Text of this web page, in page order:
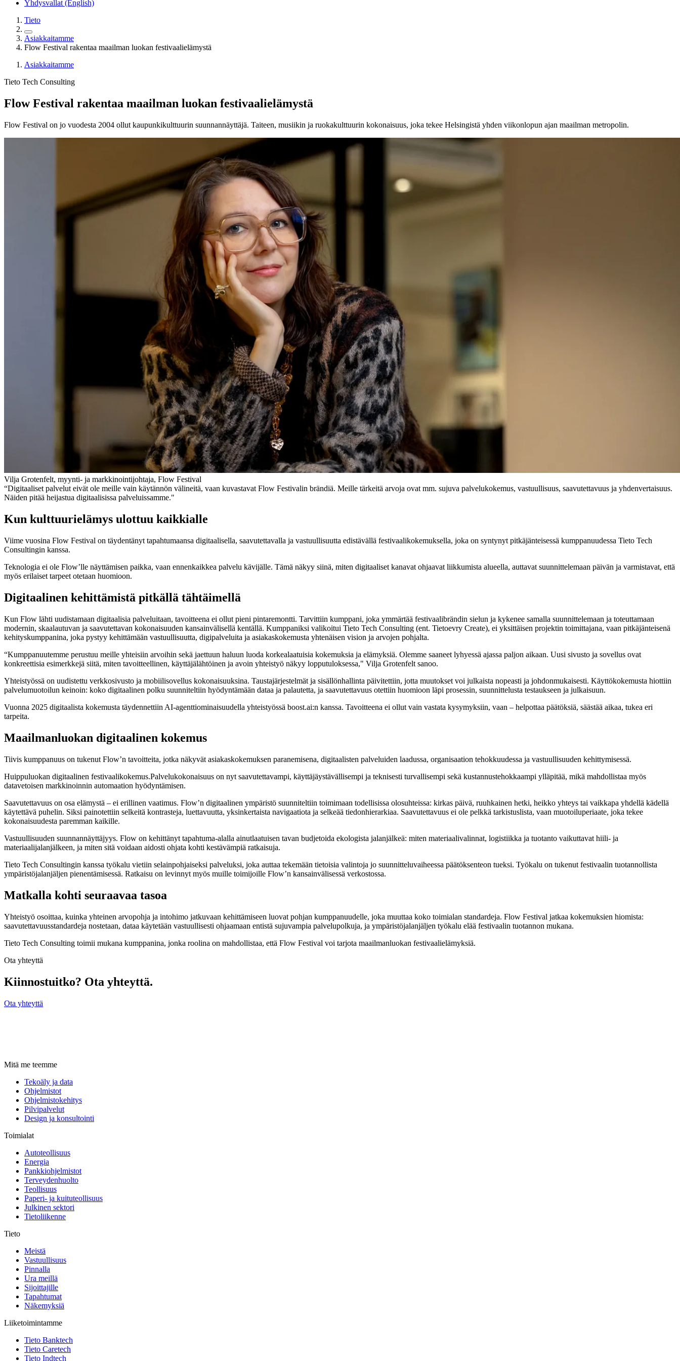
Yhdysvallat (English)
Tieto
Asiakkaitamme
Flow Festival rakentaa maailman luokan festivaalielämystä
Asiakkaitamme
Tieto Tech Consulting
Flow Festival rakentaa maailman luokan festivaalielämystä
Flow Festival on jo vuodesta 2004 ollut kaupunkikulttuurin suunnannäyttäjä. Taiteen, musiikin ja ruokakulttuurin kokonaisuus, joka tekee Helsingistä yhden viikonlopun ajan maailman metropolin.
Vilja Grotenfelt, myynti- ja markkinointijohtaja, Flow Festival
“Digitaaliset palvelut eivät ole meille vain käytännön välineitä, vaan kuvastavat Flow Festivalin brändiä. Meille tärkeitä arvoja ovat mm. sujuva palvelukokemus, vastuullisuus, saavutettavuus ja yhdenvertaisuus.
Näiden pitää heijastua digitaalisissa palveluissamme."
Kun kulttuurielämys ulottuu kaikkialle
Viime vuosina Flow Festival on täydentänyt tapahtumaansa digitaalisella, saavutettavalla ja vastuullisuutta edistävällä festivaalikokemuksella, joka on syntynyt pitkäjänteisessä kumppanuudessa Tieto Tech
Consultingin kanssa.
Teknologia ei ole Flow’lle näyttämisen paikka, vaan ennenkaikkea palvelu kävijälle. Tämä näkyy siinä, miten digitaaliset kanavat ohjaavat liikkumista alueella, auttavat suunnittelemaan päivän ja varmistavat, että
myös erilaiset tarpeet otetaan huomioon.
Digitaalinen kehittämistä pitkällä tähtäimellä
Kun Flow lähti uudistamaan digitaalisia palveluitaan, tavoitteena ei ollut pieni pintaremontti. Tarvittiin kumppani, joka ymmärtää festivaalibrändin sielun ja kykenee samalla suunnittelemaan ja toteuttamaan
modernin, skaalautuvan ja saavutettavan kokonaisuuden kansainvälisellä kentällä. Kumppaniksi valikoitui Tieto Tech Consulting (ent. Tietoevry Create), ei yksittäisen projektin toimittajana, vaan pitkäjänteisenä
kehityskumppanina, joka pystyy kehittämään vastuullisuutta, digipalveluita ja asiakaskokemusta yhtenäisen vision ja arvojen pohjalta.
“Kumppanuutemme perustuu meille yhteisiin arvoihin sekä jaettuun haluun luoda korkealaatuisia kokemuksia ja elämyksiä. Olemme saaneet lyhyessä ajassa paljon aikaan. Uusi sivusto ja sovellus ovat
konkreettisia esimerkkejä siitä, miten tavoitteellinen, käyttäjälähtöinen ja avoin yhteistyö näkyy lopputuloksessa," Vilja Grotenfelt sanoo.
Yhteistyössä on uudistettu verkkosivusto ja mobiilisovellus kokonaisuuksina. Taustajärjestelmät ja sisällönhallinta päivitettiin, jotta muutokset voi julkaista nopeasti ja johdonmukaisesti. Käyttökokemusta hiottiin
palvelumuotoilun keinoin: koko digitaalinen polku suunniteltiin hyödyntämään dataa ja palautetta, ja saavutettavuus otettiin huomioon läpi prosessin, suunnittelusta testaukseen ja julkaisuun.
Vuonna 2025 digitaalista kokemusta täydennettiin AI‑agenttiominaisuudella yhteistyössä boost.ai:n kanssa. Tavoitteena ei ollut vain vastata kysymyksiin, vaan – helpottaa päätöksiä, säästää aikaa, tukea eri
tarpeita.
Maailmanluokan digitaalinen kokemus
Tiivis kumppanuus on tukenut Flow’n tavoitteita, jotka näkyvät asiakaskokemuksen paranemisena, digitaalisten palveluiden laadussa, organisaation tehokkuudessa ja vastuullisuuden kehittymisessä.
Huippuluokan digitaalinen festivaalikokemus.Palvelukokonaisuus on nyt saavutettavampi, käyttäjäystävällisempi ja teknisesti turvallisempi sekä kustannustehokkaampi ylläpitää, mikä mahdollistaa myös
datavetoisen markkinoinnin automaation hyödyntämisen.
Saavutettavuus on osa elämystä – ei erillinen vaatimus. Flow’n digitaalinen ympäristö suunniteltiin toimimaan todellisissa olosuhteissa: kirkas päivä, ruuhkainen hetki, heikko yhteys tai vaikkapa yhdellä kädellä
käytettävä puhelin. Siksi painotettiin selkeitä kontrasteja, luettavuutta, yksinkertaista navigaatiota ja selkeää tiedonhierarkiaa. Saavutettavuus ei ole pelkkä tarkistuslista, vaan muotoiluperiaate, joka tekee
kokonaisuudesta paremman kaikille.
Vastuullisuuden suunnannäyttäjyys. Flow on kehittänyt tapahtuma-alalla ainutlaatuisen tavan budjetoida ekologista jalanjälkeä: miten materiaalivalinnat, logistiikka ja tuotanto vaikuttavat hiili- ja
materiaalijalanjälkeen, ja miten sitä voidaan aidosti ohjata kohti kestävämpiä ratkaisuja.
Tieto Tech Consultingin kanssa työkalu vietiin selainpohjaiseksi palveluksi, joka auttaa tekemään tietoisia valintoja jo suunnitteluvaiheessa päätöksenteon tueksi. Työkalu on tukenut festivaalin tuotannollista
ympäristöjalanjäljen pienentämisessä. Ratkaisu on levinnyt myös muille toimijoille Flow’n kansainvälisessä verkostossa.
Matkalla kohti seuraavaa tasoa
Yhteistyö osoittaa, kuinka yhteinen arvopohja ja intohimo jatkuvaan kehittämiseen luovat pohjan kumppanuudelle, joka muuttaa koko toimialan standardeja. Flow Festival jatkaa kokemuksien hiomista:
saavutettavuusstandardeja nostetaan, dataa käytetään vastuullisesti ohjaamaan entistä sujuvampia palvelupolkuja, ja ympäristöjalanjäljen työkalu elää festivaalin tuotannon mukana.
Tieto Tech Consulting toimii mukana kumppanina, jonka roolina on mahdollistaa, että Flow Festival voi tarjota maailmanluokan festivaalielämyksiä.
Ota yhteyttä
Kiinnostuitko? Ota yhteyttä.
Ota yhteyttä
Mitä me teemme
Tekoäly ja data
Ohjelmistot
Ohjelmistokehitys
Pilvipalvelut
Design ja konsultointi
Toimialat
Autoteollisuus
Energia
Pankkiohjelmistot
Terveydenhuolto
Teollisuus
Paperi- ja kuituteollisuus
Julkinen sektori
Tietoliikenne
Tieto
Meistä
Vastuullisuus
Pinnalla
Ura meillä
Sijoittajille
Tapahtumat
Näkemyksiä
Liiketoimintamme
Tieto Banktech
Tieto Caretech
Tieto Indtech